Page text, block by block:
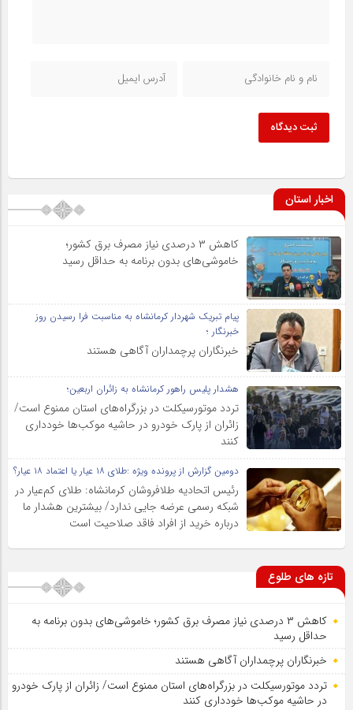
ثبت دیدگاه
اخبار استان
کاهش ۳ درصدی نیاز مصرف برق کشور؛
خاموشی‌های بدون برنامه به حداقل رسید
پیام تبریک شهردار کرمانشاه به مناسبت فرا رسیدن روز
خبرنگار ؛
خبرنگاران پرچمداران آگاهی هستند
هشدار پلیس راهور کرمانشاه به زائران اربعین؛
تردد موتورسیکلت در بزرگراه‌های استان ممنوع است/
زائران از پارک خودرو در حاشیه موکب‌ها خودداری
کنند
دومین گزارش از پرونده ویژه :طلای ۱۸ عیار یا اعتماد ۱۸ عیار؟
رئیس اتحادیه طلافروشان کرمانشاه: طلای کم‌عیار در
شبکه رسمی عرضه جایی ندارد/ بیشترین هشدار ما
درباره خرید از افراد فاقد صلاحیت است
تازه های طلوع
کاهش ۳ درصدی نیاز مصرف برق کشور؛ خاموشی‌های بدون برنامه به
حداقل رسید
خبرنگاران پرچمداران آگاهی هستند
تردد موتورسیکلت در بزرگراه‌های استان ممنوع است/ زائران از پارک خودرو
در حاشیه موکب‌ها خودداری کنند